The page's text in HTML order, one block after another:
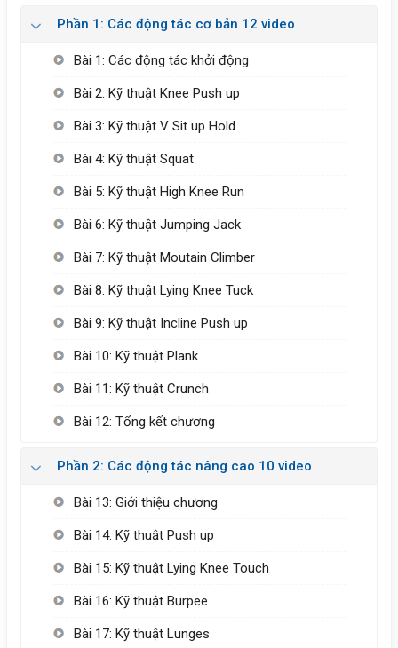
Phần 1: Các động tác cơ bản 12 video
Bài 1: Các động tác khởi động
Bài 2: Kỹ thuật Knee Push up
Bài 3: Kỹ thuật V Sit up Hold
Bài 4: Kỹ thuật Squat
Bài 5: Kỹ thuật High Knee Run
Bài 6: Kỹ thuật Jumping Jack
Bài 7: Kỹ thuật Moutain Climber
Bài 8: Kỹ thuật Lying Knee Tuck
Bài 9: Kỹ thuật Incline Push up
Bài 10: Kỹ thuật Plank
Bài 11: Kỹ thuật Crunch
Bài 12: Tổng kết chương
Phần 2: Các động tác nâng cao 10 video
Bài 13: Giới thiệu chương
Bài 14: Kỹ thuật Push up
Bài 15: Kỹ thuật Lying Knee Touch
Bài 16: Kỹ thuật Burpee
Bài 17: Kỹ thuật Lunges